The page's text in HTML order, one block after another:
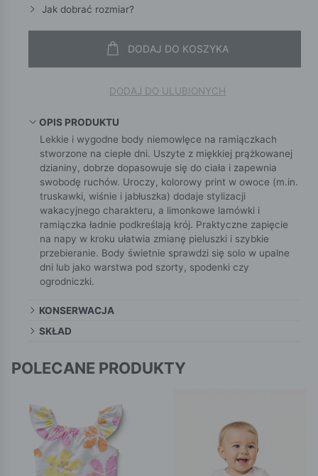
Jak dobrać rozmiar?
DODAJ DO KOSZYKA
DODAJ DO ULUBIONYCH
OPIS PRODUKTU
Lekkie i wygodne body niemowlęce na ramiączkach
stworzone na ciepłe dni. Uszyte z miękkiej prążkowanej
dzianiny, dobrze dopasowuje się do ciała i zapewnia
swobodę ruchów. Uroczy, kolorowy print w owoce (m.in.
truskawki, wiśnie i jabłuszka) dodaje stylizacji
wakacyjnego charakteru, a limonkowe lamówki i
ramiączka ładnie podkreślają krój. Praktyczne zapięcie
na napy w kroku ułatwia zmianę pieluszki i szybkie
przebieranie. Body świetnie sprawdzi się solo w upalne
dni lub jako warstwa pod szorty, spodenki czy
ogrodniczki.
KONSERWACJA
SKŁAD
POLECANE PRODUKTY